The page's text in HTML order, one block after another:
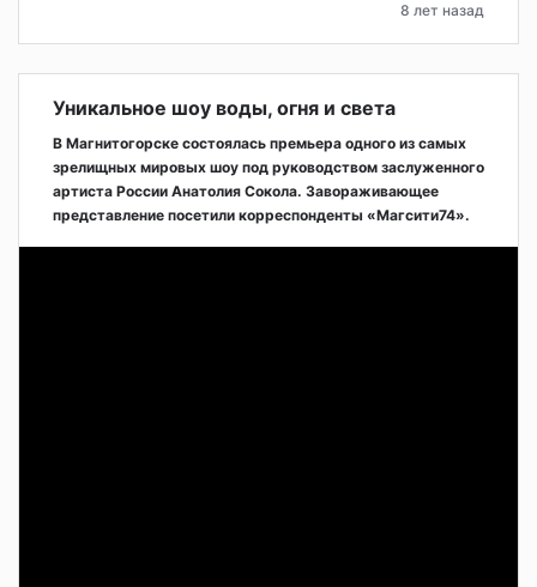
8 лет назад
Уникальное шоу воды, огня и света
В Магнитогорске состоялась премьера одного из самых
зрелищных мировых шоу под руководством заслуженного
артиста России Анатолия Сокола. Завораживающее
представление посетили корреспонденты «Магсити74».